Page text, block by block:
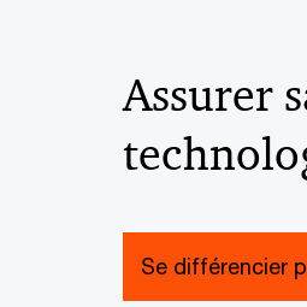
Assurer
Se différencier